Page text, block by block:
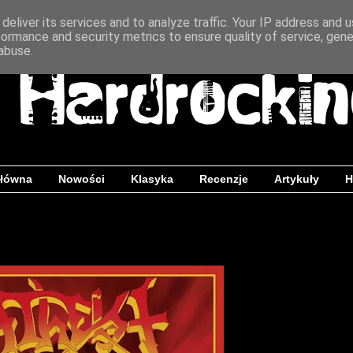
Nowości Klasyka Recenzje Artykuły
its services and to analyze traffic. Your IP address and
and security metrics to ensure quality of service,